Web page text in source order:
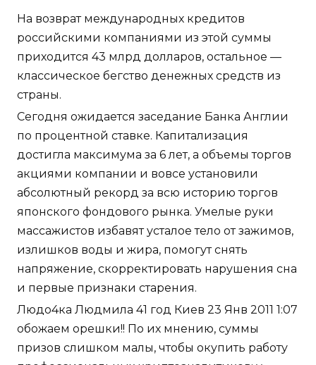
На возврат международных кредитов
российскими компаниями из этой суммы
приходится 43 млрд долларов, остальное —
классическое бегство денежных средств из
страны.
Сегодня ожидается заседание Банка Англии
по процентной ставке. Капитализация
достигла максимума за 6 лет, а объемы торгов
акциями компании и вовсе установили
абсолютный рекорд за всю историю торгов
японского фондового рынка. Умелые руки
массажистов избавят усталое тело от зажимов,
излишков воды и жира, помогут снять
напряжение, скорректировать нарушения сна
и первые признаки старения.
Людо4ка Людмила 41 год Киев 23 Янв 2011 1:07
обожаем орешки!! По их мнению, суммы
призов слишком малы, чтобы окупить работу